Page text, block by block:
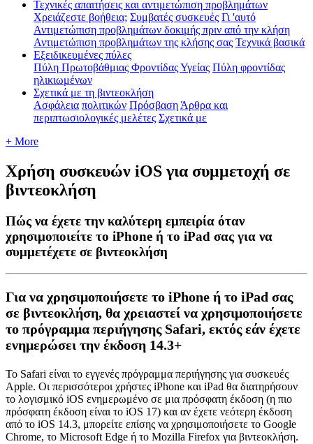
Τεχνικές απαιτήσεις και αντιμετώπιση προβλημάτων
Χρειάζεστε βοήθεια; Συμβατές συσκευές Γι 'αυτό
Αντιμετώπιση προβλημάτων δοκιμής πριν από την κλήση
Αντιμετώπιση προβλημάτων της κλήσης σας Τεχνικά βασικά
Εξειδικευμένες πύλες
Πύλη Πρωτοβάθμιας Φροντίδας Υγείας Πύλη φροντίδας
ηλικιωμένων
Σχετικά με τη βιντεοκλήση
Ασφάλεια πολιτικών Πρόσβαση Άρθρα και
περιπτωσιολογικές μελέτες Σχετικά με
+ More
Χρήση συσκευών iOS για συμμετοχή σε
βιντεοκλήση
Πώς να έχετε την καλύτερη εμπειρία όταν
χρησιμοποιείτε το iPhone ή το iPad σας για να
συμμετέχετε σε βιντεοκλήση
Για να χρησιμοποιήσετε το iPhone ή το iPad σας
σε βιντεοκλήση, θα χρειαστεί να χρησιμοποιήσετε
το πρόγραμμα περιήγησης Safari, εκτός εάν έχετε
ενημερώσει την έκδοση 14.3+
Το Safari είναι το εγγενές πρόγραμμα περιήγησης για συσκευές
Apple. Οι περισσότεροι χρήστες iPhone και iPad θα διατηρήσουν
το λογισμικό iOS ενημερωμένο σε μια πρόσφατη έκδοση (η πιο
πρόσφατη έκδοση είναι το iOS 17) και αν έχετε νεότερη έκδοση
από το iOS 14.3, μπορείτε επίσης να χρησιμοποιήσετε το Google
Chrome, το Microsoft Edge ή το Mozilla Firefox για βιντεοκλήση.